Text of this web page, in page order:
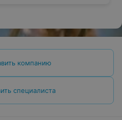
компанию
специалиста